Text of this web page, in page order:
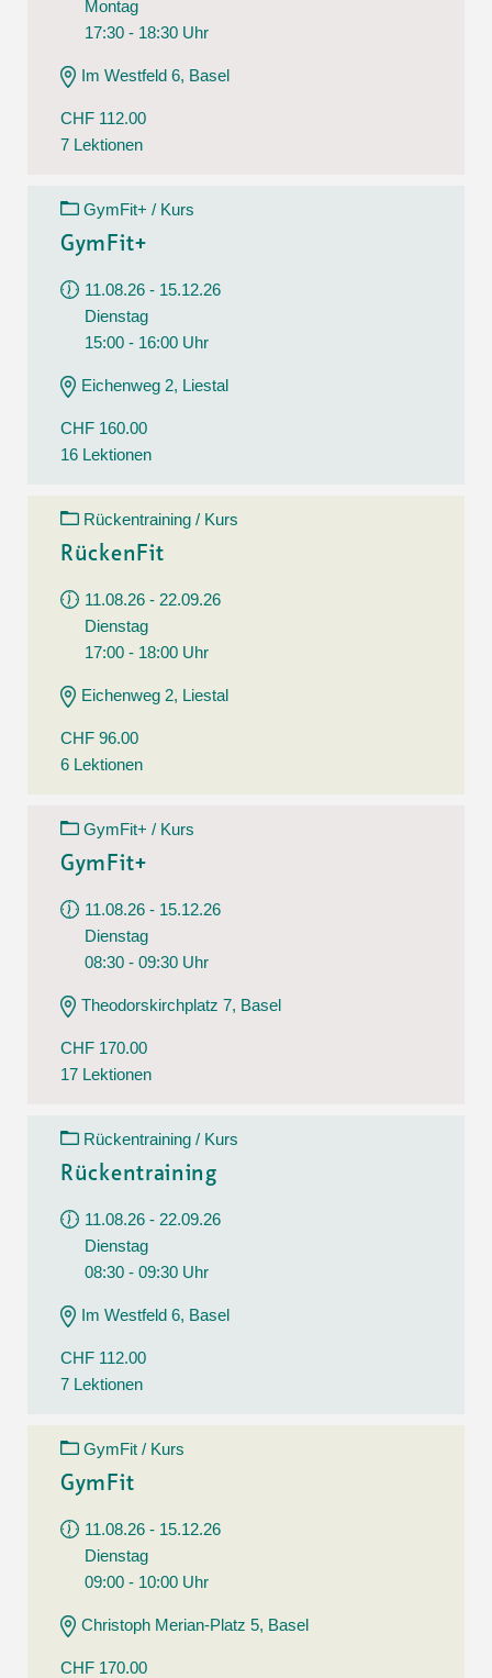
Montag
17:30 - 18:30 Uhr
Im Westfeld 6, Basel
CHF 112.00
7 Lektionen
GymFit+ / Kurs
GymFit+
11.08.26 - 15.12.26
Dienstag
15:00 - 16:00 Uhr
Eichenweg 2, Liestal
CHF 160.00
16 Lektionen
Rückentraining / Kurs
RückenFit
11.08.26 - 22.09.26
Dienstag
17:00 - 18:00 Uhr
Eichenweg 2, Liestal
CHF 96.00
6 Lektionen
GymFit+ / Kurs
GymFit+
11.08.26 - 15.12.26
Dienstag
08:30 - 09:30 Uhr
Theodorskirchplatz 7, Basel
CHF 170.00
17 Lektionen
Rückentraining / Kurs
Rückentraining
11.08.26 - 22.09.26
Dienstag
08:30 - 09:30 Uhr
Im Westfeld 6, Basel
CHF 112.00
7 Lektionen
GymFit / Kurs
GymFit
11.08.26 - 15.12.26
Dienstag
09:00 - 10:00 Uhr
Christoph Merian-Platz 5, Basel
CHF 170.00